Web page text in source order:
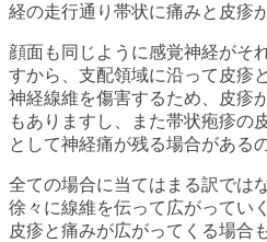
経の走行通り帯状に痛みと皮疹
顔面も同じように感覚神経がそ
すから、支配領域に沿って皮疹
神経線維を傷害するため、皮疹
もありますし、また帯状疱疹の
として神経痛が残る場合がある
全ての場合に当てはまる訳では
徐々に線維を伝って広がってい
皮疹と痛みが広がってくる場合